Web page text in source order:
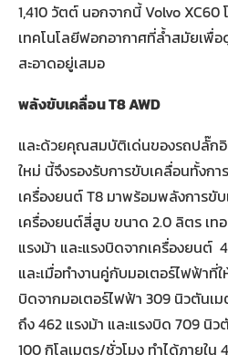
1,410 วัตต์ นอกจากนี้ Volvo XC60
เทคโนโลยีฟอกอากาศที่ล้ำสมัยเพื่
สะอาดอยู่เสมอ
พลังขับเคลื่อนT8 AWD
และด้วยคุณสมบัติเด่นของรถปลั๊กอิ
ใหม่ นี้จึงรองรับการขับเคลื่อนทั้งก
เครื่องยนต์ T8 มาพร้อมพลังการขั
เครื่องยนต์สี่สูบ ขนาด 2.0 ลิตร เท
แรงม้า และแรงบิดจากเครื่องยน
และเมื่อทำงานคู่กับมอเตอร์ไฟฟ้าที่ใ
บิดจากมอเตอร์ไฟฟ้า 309 นิวตันเ
ถึง 462 แรงม้า และแรงบิด 709 นิว
100 กิโลเมตร/ชั่วโมง ทำได้ภายใน